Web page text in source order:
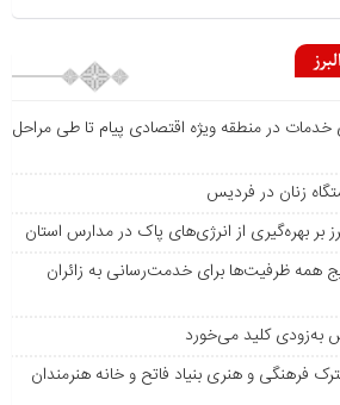
در منطقه ویژه اقتصادی پیام تا طی مراحل
زنان در فردیس
بر بهره‌گیری از انرژی‌های پاک در مدارس استان
همه ظرفیت‌ها برای خدمت‌رسانی به زائران
به‌زودی کلید می‌خورد
فرهنگی و هنری بنیاد فاتح و خانه هنرمندان